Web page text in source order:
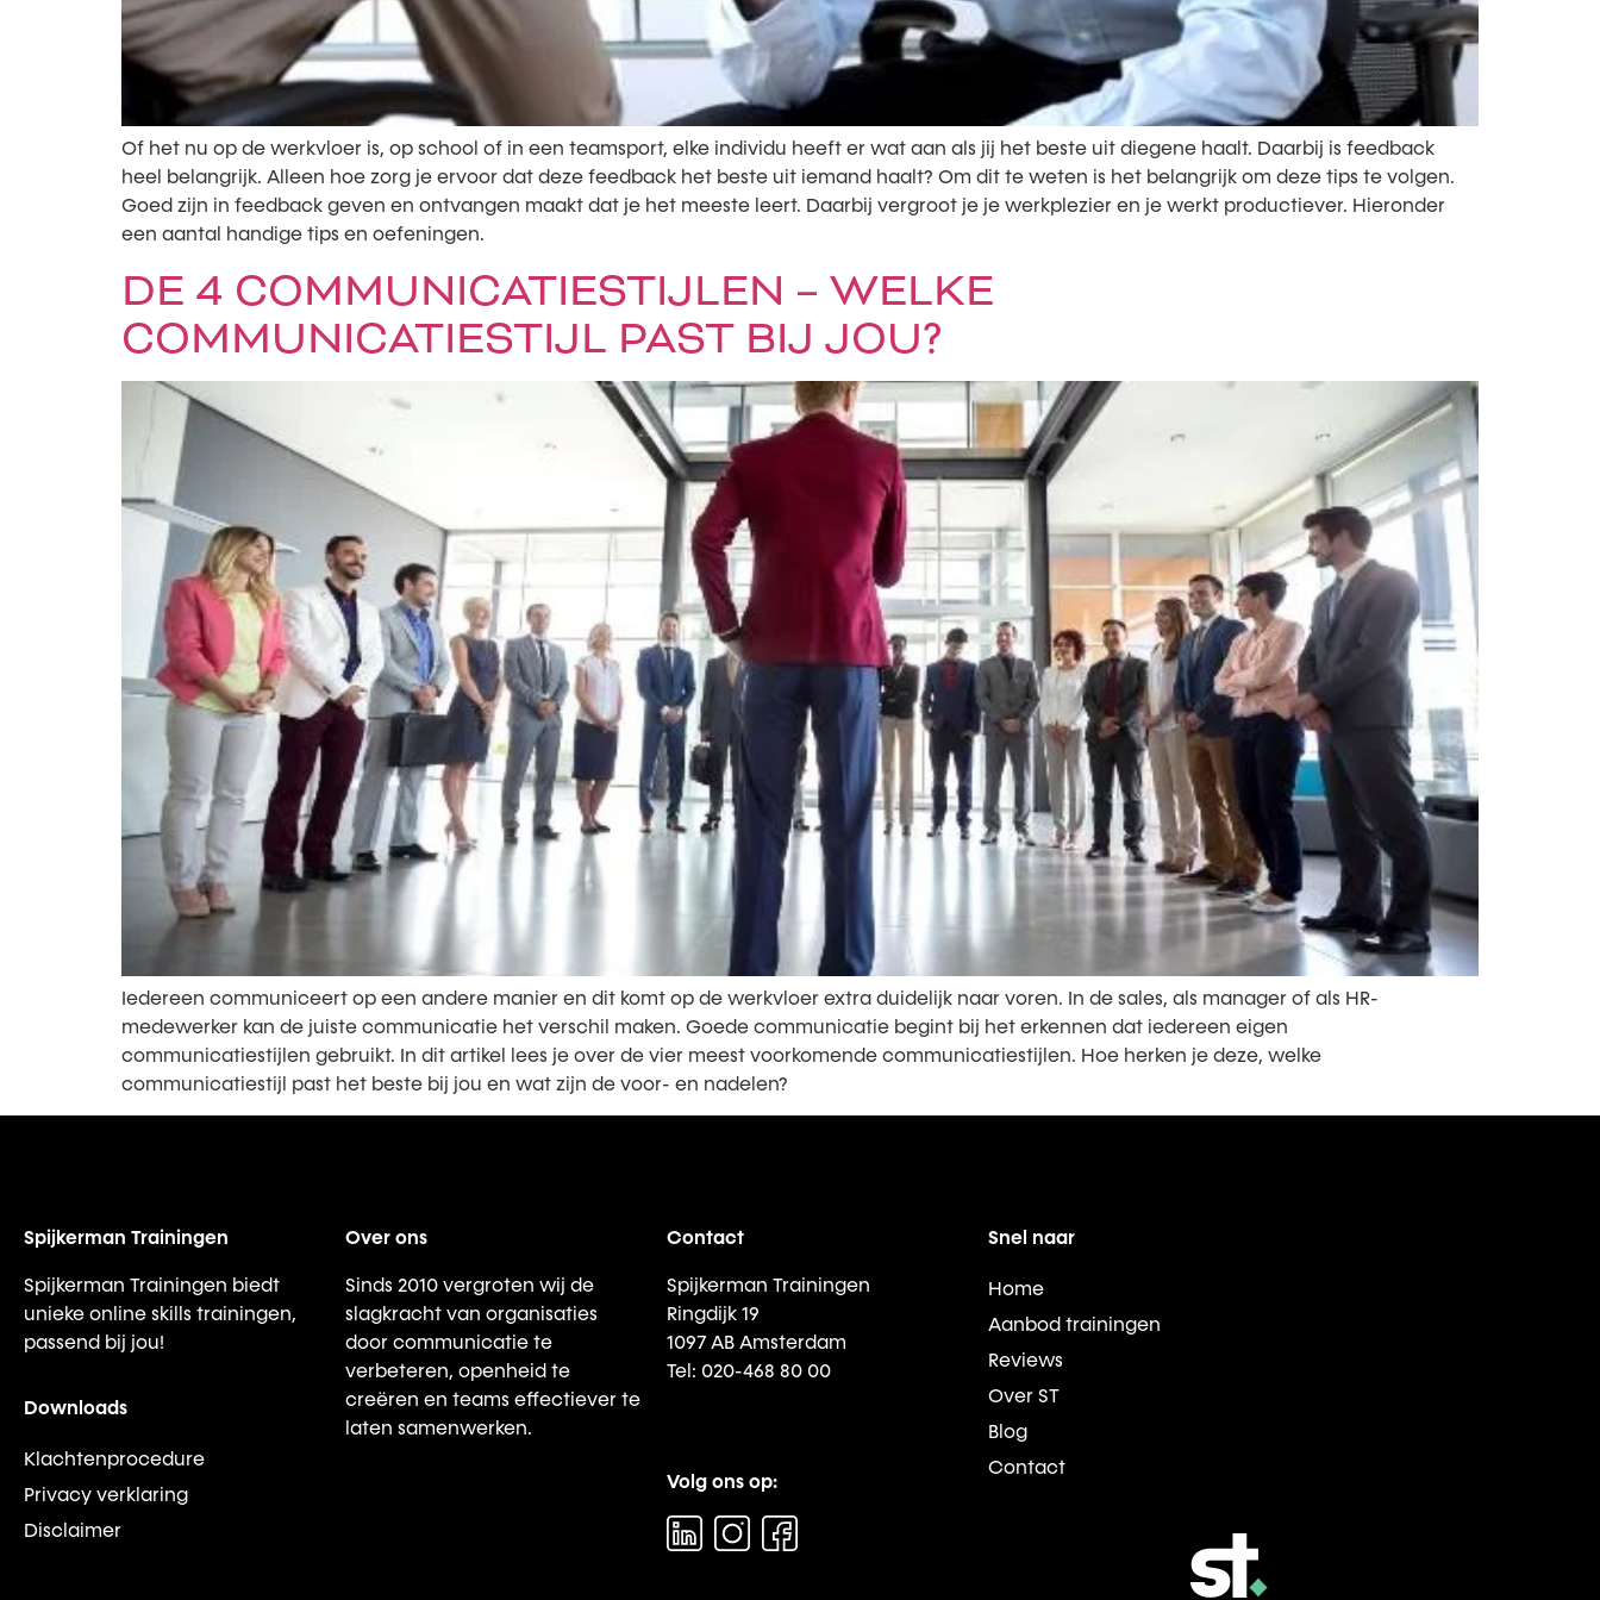
Of het nu op de werkvloer is, op school of in een teamsport, elke individu heeft er wat aan als jij het beste uit diegene haalt. Daarbij is feedback
heel belangrijk. Alleen hoe zorg je ervoor dat deze feedback het beste uit iemand haalt? Om dit te weten is het belangrijk om deze tips te volgen.
Goed zijn in feedback geven en ontvangen maakt dat je het meeste leert. Daarbij vergroot je je werkplezier en je werkt productiever. Hieronder
een aantal handige tips en oefeningen.
DE 4 COMMUNICATIESTIJLEN – WELKE
COMMUNICATIESTIJL PAST BIJ JOU?
Iedereen communiceert op een andere manier en dit komt op de werkvloer extra duidelijk naar voren. In de sales, als manager of als HR-
medewerker kan de juiste communicatie het verschil maken. Goede communicatie begint bij het erkennen dat iedereen eigen
communicatiestijlen gebruikt. In dit artikel lees je over de vier meest voorkomende communicatiestijlen. Hoe herken je deze, welke
communicatiestijl past het beste bij jou en wat zijn de voor- en nadelen?
Spijkerman Trainingen
Spijkerman Trainingen biedt
unieke online skills trainingen,
passend bij jou!
Downloads
Klachtenprocedure
Privacy verklaring
Disclaimer
Over ons
Sinds 2010 vergroten wij de
slagkracht van organisaties
door communicatie te
verbeteren, openheid te
creëren en teams effectiever te
laten samenwerken.
Contact
Spijkerman Trainingen
Ringdijk 19
1097 AB Amsterdam
Tel: 020-468 80 00
Volg ons op:
Snel naar
Home
Aanbod trainingen
Reviews
Over ST
Blog
Contact